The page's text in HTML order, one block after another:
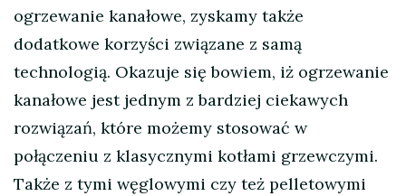
ogrzewanie kanałowe, zyskamy także
dodatkowe korzyści związane z samą
technologią. Okazuje się bowiem, iż ogrzewanie
kanałowe jest jednym z bardziej ciekawych
rozwiązań, które możemy stosować w
połączeniu z klasycznymi kotłami grzewczymi.
Także z tymi węglowymi czy też pelletowymi